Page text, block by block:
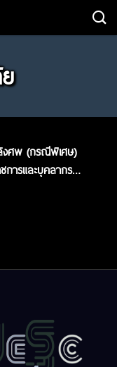
งศพ (กรณีพิเศษ)
การและบุคลากร
ะแก้ว เขต 2